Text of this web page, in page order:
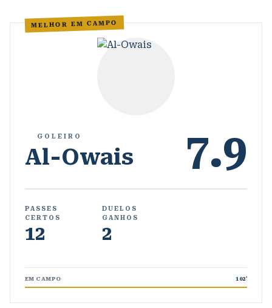
MELHOR EM CAMPO
GOLEIRO
Al-Owais 7.9
PASSES
CERTOS
12
DUELOS
GANHOS
2
EM CAMPO 102'